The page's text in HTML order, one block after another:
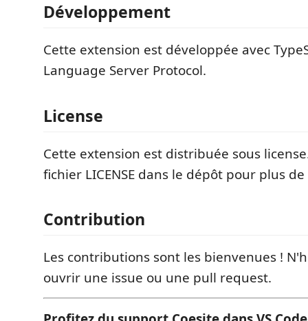
Développement
Cette extension est développée avec
Language Server Protocol.
License
Cette extension est distribuée sous
fichier LICENSE dans le dépôt pour plus
Contribution
Les contributions sont les bienvenues !
ouvrir une issue ou une pull request.